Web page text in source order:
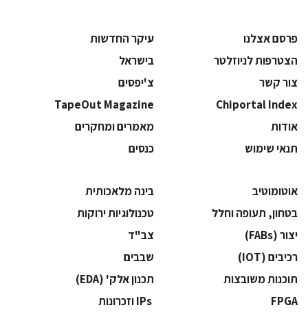
פרסם אצלנו
עיקר החדשות
הצטרפות לניוזלטר
בישראל
צור קשר
צ'יפסים
Chiportal Index
TapeOut Magazine
אודות
מאמרים ומחקרים
תנאי שימוש
כנסים
אוטומוטיב
בינה מלאכותית
בטחון, תעופה וחלל
‫טכנולוגיות ירוקות‬
‫יצור (‪(FABs‬‬
‫צב"ד‬
‫רכיבים‬ (IOT)
‫שבבים‬
‫תוכנות משובצות‬
‫תכנון אלק' (‪(EDA‬‬
‫‪FPGA‬‬